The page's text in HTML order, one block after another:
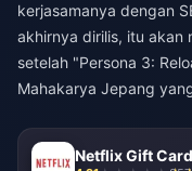
kerjasamanya dengan
akhirnya dirilis, itu akan
setelah "Persona 3:
Mahakarya Jepang
Netflix Gift